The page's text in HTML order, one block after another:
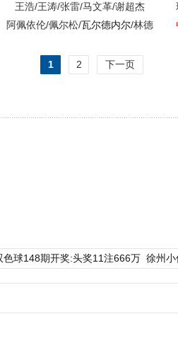
王浩/王涛/张雷/马文革/谢超杰
阿佩依伦/佩尔松/瓦尔德内尔/林德
1 2 下一页
色球148期开奖:头奖11注666万 徐州